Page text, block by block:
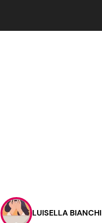
Contattaci
PubblicitàLUISELLA BIANCHI